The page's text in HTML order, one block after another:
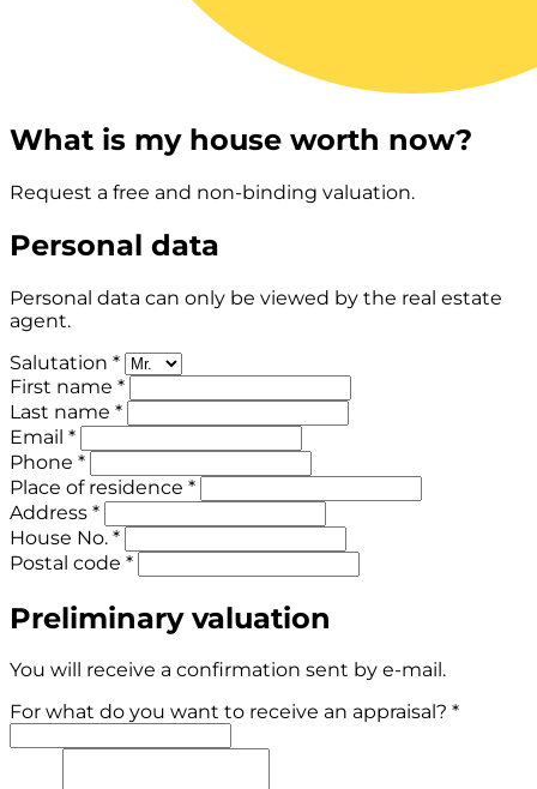
What is my house worth now?
Request a free and non-binding valuation.
Personal data
Personal data can only be viewed by the real estate
agent.
Salutation *
First name *
Last name *
Email *
Phone *
Place of residence *
Address *
House No. *
Postal code *
Preliminary valuation
You will receive a confirmation sent by e-mail.
For what do you want to receive an appraisal? *